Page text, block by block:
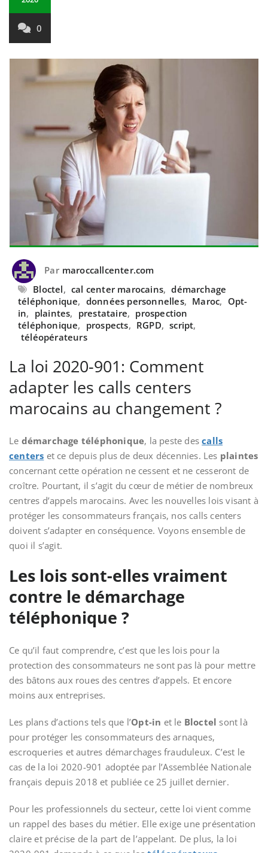
0
Par maroccallcenter.com
Bloctel, cal center marocains, démarchage
téléphonique, données personnelles, Maroc, Opt-
in, plaintes, prestataire, prospection
téléphonique, prospects, RGPD, script,
téléopérateurs
La loi 2020-901: Comment
adapter les calls centers
marocains au changement ?
Le démarchage téléphonique, la peste descalls
centers et ce depuis plus de deux décennies. Les plaintes
concernant cette opération ne cessent et ne cesseront de
croître. Pourtant, il s’agit du cœur de métier de nombreux
centres d’appels marocains. Avec les nouvelles lois visant à
protéger les consommateurs français, nos calls centers
doivent s’adapter en conséquence. Voyons ensemble de
quoi il s’agit.
Les lois sont-elles vraiment
contre le démarchage
téléphonique ?
Ce qu’il faut comprendre, c’est que les lois pour la
protection des consommateurs ne sont pas là pour mettre
des bâtons aux roues des centres d’appels. Et encore
moins aux entreprises.
Les plans d’actions tels que l’Opt-in et le Bloctel sont là
pour protéger les consommateurs des arnaques,
escroqueries et autres démarchages frauduleux. C’est le
cas de la loi 2020-901 adoptée par l’Assemblée Nationale
français depuis 2018 et publiée ce 25 juillet dernier.
Pour les professionnels du secteur, cette loi vient comme
un rappel des bases du métier. Elle exige une présentation
claire et précise de la part de l’appelant. De plus, la loi